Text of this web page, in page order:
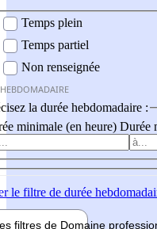
Temps plein
Temps partiel
Non renseignée
la durée hebdomadaire :
minimale (en heure) Durée
le filtre de durée
filtres de Domaine pro